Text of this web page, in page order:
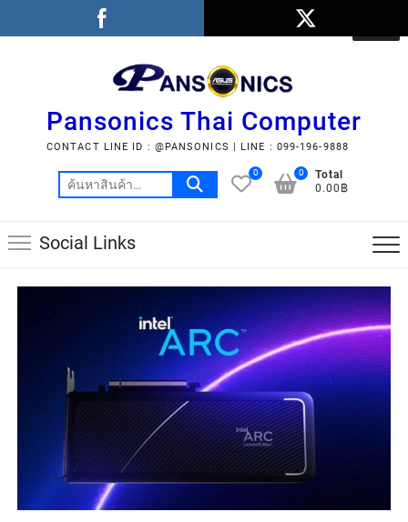
Pansonics Thai Computer
CONTACT LINE ID : @PANSONICS | LINE : 099-196-9888
0
Total
0.00฿
0
Social Links